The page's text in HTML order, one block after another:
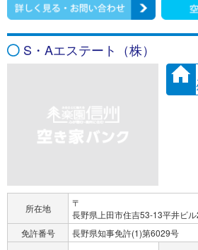
S・Aエステート（株）
所在地
〒
長野県上田市住吉53-13平井ビ
免許番号
長野県知事免許(1)第6029号